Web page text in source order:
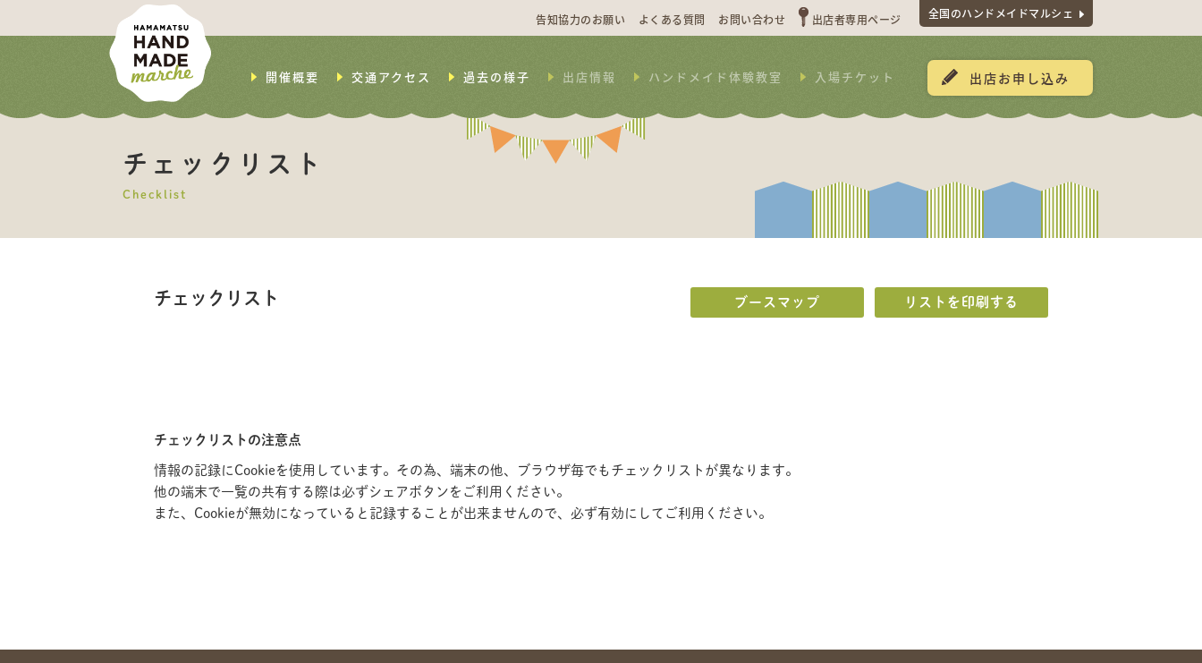
告知協力のお願い よくある質問 お問い合わせ 出店者専用ページ 全国のハンドメイドマルシェ
開催概要 交通アクセス 過去の様子 出店情報 ハンドメイド体験教室 入場チケット 出店お申し込み
チェックリスト
Checklist
チェックリスト ブースマップ リストを印刷する
チェックリストの注意点
情報の記録にCookieを使用しています。その為、端末の他、ブラウザ毎でもチェックリストが異なります。
他の端末で一覧の共有する際は必ずシェアボタンをご利用ください。
また、Cookieが無効になっていると記録することが出来ませんので、必ず有効にしてご利用ください。